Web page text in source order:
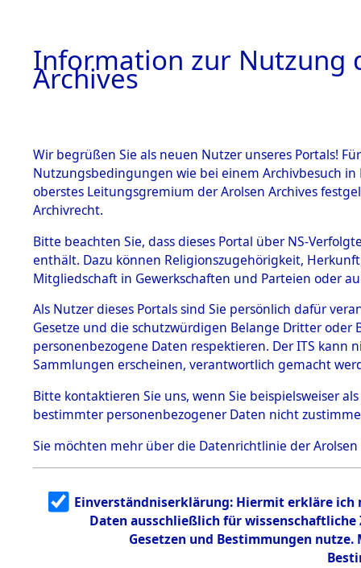
BESTÄNDE
1.
mente
5. Verschiedenes
5.3
Todesmärsche
5.3.1 Alliierte
Erhebungen
zu
Todesmärsch
en
5.3.2
g
5.3.3
Todesmärsch
Information zur Nutzung
Archives
Wir begrüßen Sie als neuen Nutzer unseres Portals!
Nutzungsbedingungen wie bei einem Archivbesuch
oberstes Leitungsgremium der Arolsen Archives
Archivrecht.
Bitte beachten Sie, dass dieses Portal über NS-
enthält. Dazu können Religionszugehörigkeit,
Mitgliedschaft in Gewerkschaften und Parteien oder
Als Nutzer dieses Portals sind Sie persönlich dafür
Gesetze und die schutzwürdigen Belange Dritter
personenbezogene Daten respektieren. Der ITS
Sammlungen erscheinen, verantwortlich gemacht
Bitte kontaktieren Sie uns, wenn Sie beispielsweiser
bestimmter personenbezogener Daten nicht
Sie möchten mehr über die Datenrichtlinie der Arolsen
Einverständniserklärung: Hiermit erkläre ich
Daten ausschließlich für
Gesetzen und Bestimmungen